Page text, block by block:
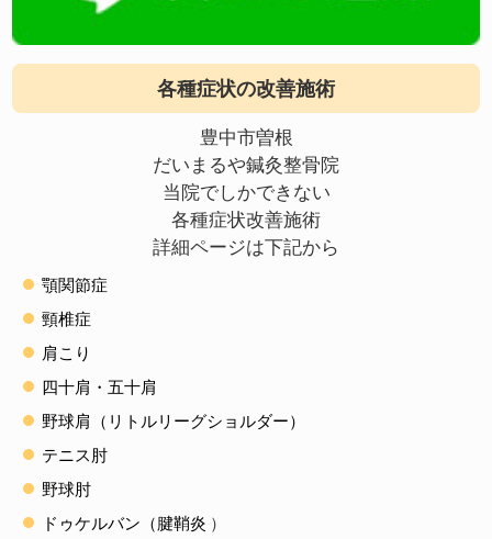
各種症状の改善施術
豊中市曽根
だいまるや鍼灸整骨院
当院でしかできない
各種症状改善施術
詳細ページは下記から
顎関節症
頸椎症
肩こり
四十肩・五十肩
野球肩（リトルリーグショルダー）
テニス肘
野球肘
ドゥケルバン（腱鞘炎 ）